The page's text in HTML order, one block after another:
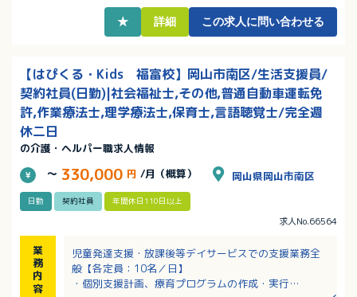
★ 詳細 この求人に問い合わせる
【はぴくる・Kids 福富校】岡山市南区/生活支援員/
契約社員(日勤)|社会福祉士,その他,普通自動車運転免
許,作業療法士,理学療法士,保育士,言語聴覚士/完全週
休二日
の介護・ヘルパー職求人情報
～ 330,000 円 /月（概算） 岡山県岡山市南区
日勤 契約社員 年間休日110日以上
求人No.66564
業
務
内
容
児童発達支援・放課後等デイサービスでの支援業務全
般【各定員：10名／日】
・個別支援計画、療育プログラムの作成・実行